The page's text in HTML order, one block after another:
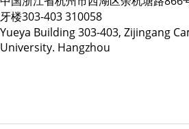
牙楼303-403 310058
Yueya Building 303-403, Zijingang
University. Hangzhou